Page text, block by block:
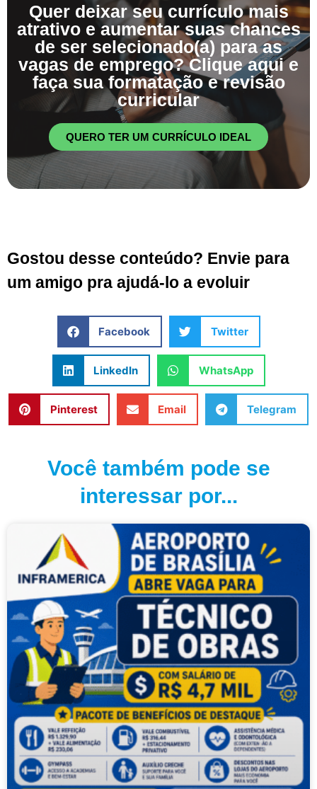
Quer deixar seu currículo mais
atrativo e aumentar suas chances
de ser selecionado(a) para as
vagas de emprego? Clique aqui e
faça sua formatação e revisão
curricular
QUERO TER UM CURRÍCULO IDEAL
Gostou desse conteúdo? Envie para
um amigo pra ajudá-lo a evoluir
Facebook Twitter
LinkedIn WhatsApp
Pinterest Email Telegram
Você também pode se
interessar por...